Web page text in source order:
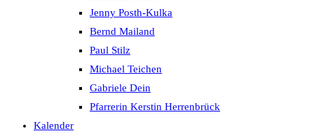
Jenny Posth-Kulka
Bernd Mailand
Paul Stilz
Michael Teichen
Gabriele Dein
Pfarrerin Kerstin Herrenbrück
Kalender